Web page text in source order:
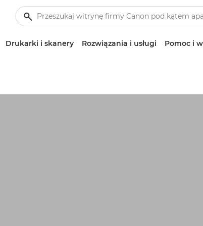
Drukarki i skanery Rozwiązania i usługi Pomoc i